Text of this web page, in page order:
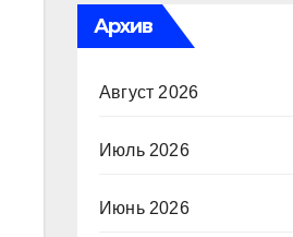
Архив
Август 2026
Июль 2026
Июнь 2026